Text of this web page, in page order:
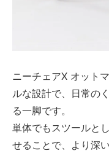
ニーチェアX オット
ルな設計で、日常の
る一脚です。
単体でもスツールと
せることで、より深